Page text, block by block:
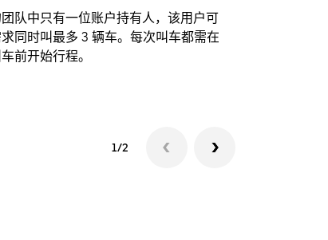
队中只有一位账户持有人，该用户可
同时叫最多 3 辆车。每次叫车都需在
前开始行程。
1/2